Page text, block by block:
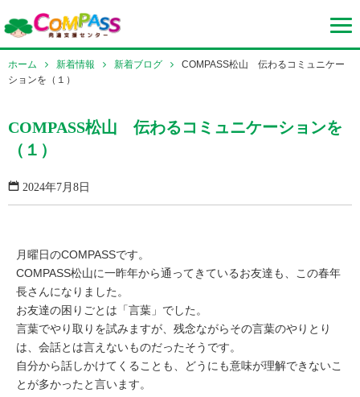
ホーム 新着情報 新着ブログ
COMPASS松山 伝わるコミュニケー
ションを（１）
COMPASS松山 伝わるコミュニケーションを
（１）
2024年7月8日
月曜日のCOMPASSです。
COMPASS松山に一昨年から通ってきているお友達も、この春年
長さんになりました。
お友達の困りごとは「言葉」でした。
言葉でやり取りを試みますが、残念ながらその言葉のやりとり
は、会話とは言えないものだったそうです。
自分から話しかけてくることも、どうにも意味が理解できないこ
とが多かったと言います。